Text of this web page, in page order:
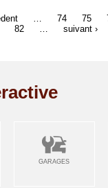
74 75
82 suivant ›
GARAGES